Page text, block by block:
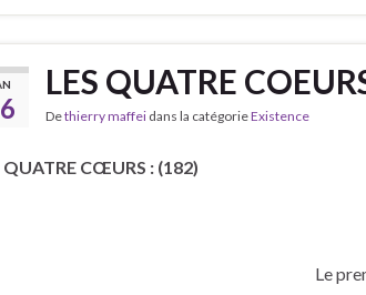
LES QUATRE
Dethierry maffei dans la catégorieExistence
QUATRE CŒURS : (182)
Le